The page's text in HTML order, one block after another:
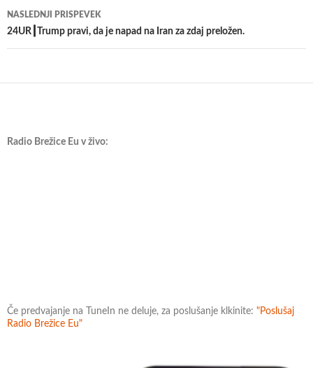
NASLEDNJI PRISPEVEK
24UR┃Trump pravi, da je napad na Iran za zdaj preložen.
Radio Brežice Eu v živo:
Če predvajanje na TuneIn ne deluje, za poslušanje klkinite: "Poslušaj
Radio Brežice Eu"